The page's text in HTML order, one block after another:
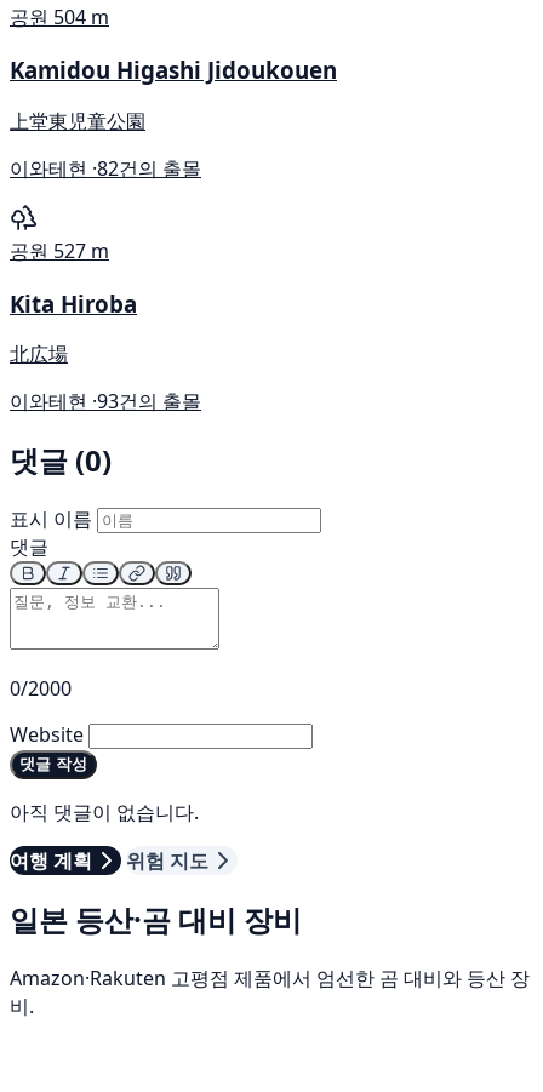
공원 504 m
Kamidou Higashi Jidoukouen
上堂東児童公園
이와테현 ·82건의 출몰
공원 527 m
Kita Hiroba
北広場
이와테현 ·93건의 출몰
댓글 (0)
표시 이름
댓글
0/2000
Website
댓글 작성
아직 댓글이 없습니다.
여행 계획
위험 지도
일본 등산·곰 대비 장비
Amazon·Rakuten 고평점 제품에서 엄선한 곰 대비와 등산 장
비.